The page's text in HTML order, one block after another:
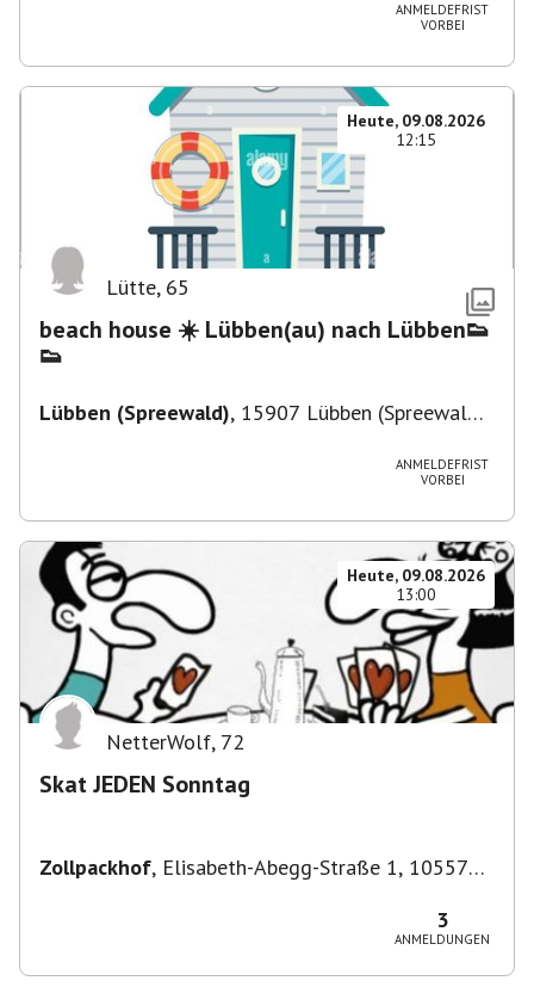
ANMELDEFRIST
VORBEI
Heute, 09.08.2026
12:15
Lütte, 65
beach house ☀️ Lübben(au) nach Lübben👟
👟
Lübben (Spreewald), 15907 Lübben (Spreewald),
ANMELDEFRIST
VORBEI
Heute, 09.08.2026
13:00
NetterWolf, 72
Skat JEDEN Sonntag
Zollpackhof, Elisabeth-Abegg-Straße 1, 10557
3
ANMELDUNGEN